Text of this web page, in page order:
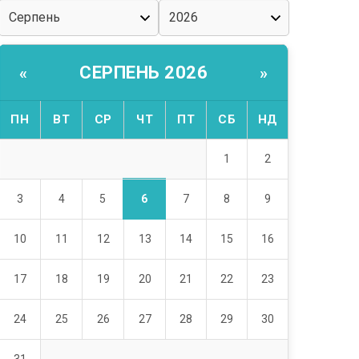
« СЕРПЕНЬ 2026 »
ПН ВТ СР ЧТ ПТ СБ НД
1 2
3 4 5 6 7 8 9
10 11 12 13 14 15 16
17 18 19 20 21 22 23
24 25 26 27 28 29 30